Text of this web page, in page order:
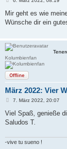
i
r
Mir geht es wie
Wünsche dir ein
Kolumbienfan
Offline
März 2022: Vier
B
i
r
7. März 2022, 20:07
Viel Spaß, genieße
Saludos T.
-vive tu sueno !